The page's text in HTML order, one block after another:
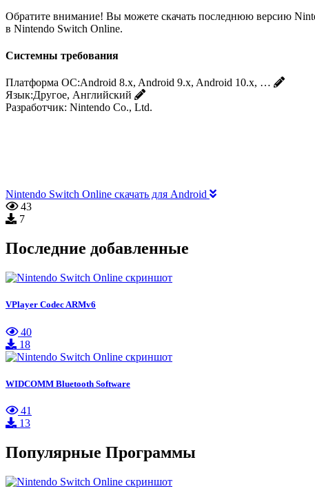
Обратите внимание! Вы можете скачать последнюю версию
в Nintendo Switch Online.
Системны требования
Платформа ОС:Android 8.x, Android 9.x, Android 10.x, …
Язык:Другое, Английский
Разработчик: Nintendo Co., Ltd.
Nintendo Switch Online скачать для Android
43
7
Последние добавленные
VPlayer Codec ARMv6
40
18
WIDCOMM Bluetooth Software
41
13
Популярные Программы